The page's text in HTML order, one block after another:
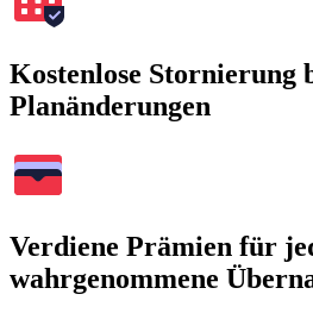
Kostenlose Stornierung
Planänderungen
Verdiene Prämien für
wahrgenommene